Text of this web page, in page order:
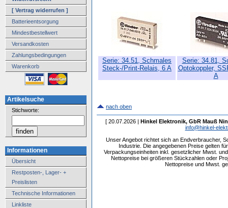
[ Vertrag widerrufen ]
Batterieentsorgung
Mindestbestellwert
Versandkosten
Zahlungsbedingungen
Warenkorb
Artikelsuche
Stichworte:
Informationen
Übersicht
Restposten-, Lager- +
Preislisten
Technische Informationen
Linkliste
Serie: 34.51, Schmales
Steck-/Print-Relais, 6 A
Serie: 34.81,
Optokoppler,
A
nach oben
[ 20.07.2026 | Hinkel Elektronik, GbR Mauß
info@hinkel-
Unser Angebot richtet sich an Endverbraucher,
Industrie. Die angegebenen Preise gelten
Verpackungseinheiten inkl. gesetzlicher Mwst.
Nettopreise bei größeren Stückzahlen oder
Nettopreise und Mwst.